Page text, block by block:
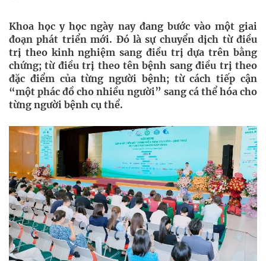
Khoa học y học ngày nay đang bước vào một giai
đoạn phát triển mới. Đó là sự chuyển dịch từ điều
trị theo kinh nghiệm sang điều trị dựa trên bằng
chứng; từ điều trị theo tên bệnh sang điều trị theo
đặc điểm của từng người bệnh; từ cách tiếp cận
“một phác đồ cho nhiều người” sang cá thể hóa cho
từng người bệnh cụ thể.